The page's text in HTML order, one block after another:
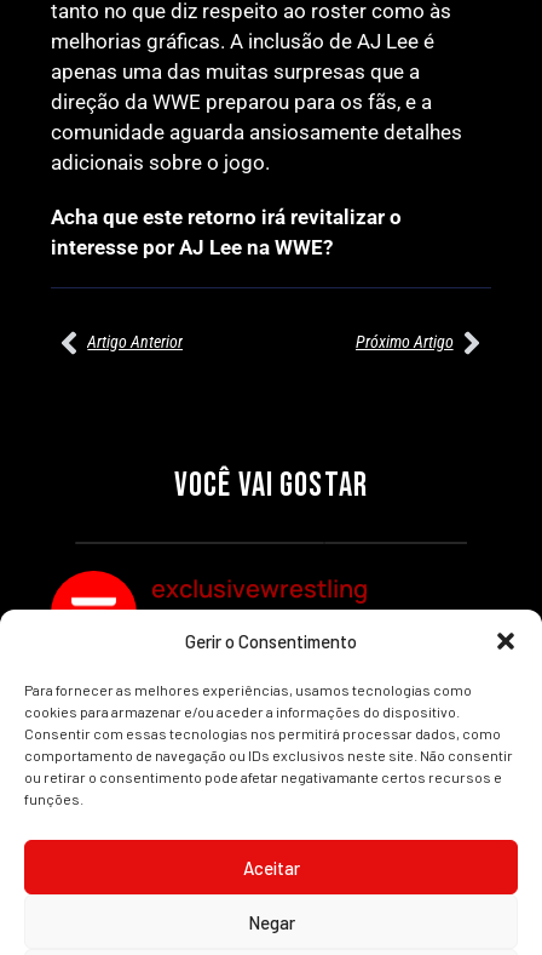
Gerir o Consentimento
Para fornecer as melhores experiências, usamos tecnologias como
cookies para armazenar e/ou aceder a informações do dispositivo.
Consentir com essas tecnologias nos permitirá processar dados, como
comportamento de navegação ou IDs exclusivos neste site. Não consentir
ou retirar o consentimento pode afetar negativamante certos recursos e
funções.
Aceitar
Negar
tanto no que diz respeito ao roster como às
melhorias gráficas. A inclusão de AJ Lee é
apenas uma das muitas surpresas que a
direção da WWE preparou para os fãs, e a
comunidade aguarda ansiosamente detalhes
adicionais sobre o jogo.
Acha que este retorno irá revitalizar o
interesse por AJ Lee na WWE?
Artigo Anterior Próximo Artigo
VOCÊ VAI GOSTAR
SEGMENTOS A NÃO PERDER
Por exclusivewrestling
MUNDIAL FEMININO NA AEW
REDEMPTION
Por exclusivewrestling
exclusivewrestling
Ver mais Artigos